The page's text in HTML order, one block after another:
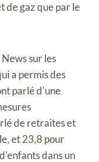
de gaz que par le
sur les
a permis des
parlé d'une
de retraites et
et 23,8 pour
dans un